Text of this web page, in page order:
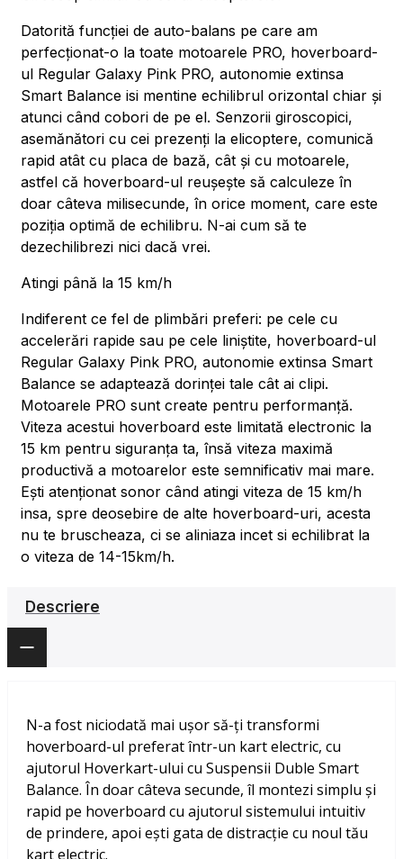
Datorită funcției de auto-balans pe care am
perfecționat-o la toate motoarele PRO, hoverboard-
ul Regular Galaxy Pink PRO, autonomie extinsa
Smart Balance isi mentine echilibrul orizontal chiar și
atunci când cobori de pe el. Senzorii giroscopici,
asemănători cu cei prezenți la elicoptere, comunică
rapid atât cu placa de bază, cât și cu motoarele,
astfel că hoverboard-ul reușește să calculeze în
doar câteva milisecunde, în orice moment, care este
poziția optimă de echilibru. N-ai cum să te
dezechilibrezi nici dacă vrei.
Atingi până la 15 km/h
Indiferent ce fel de plimbări preferi: pe cele cu
accelerări rapide sau pe cele liniștite, hoverboard-ul
Regular Galaxy Pink PRO, autonomie extinsa Smart
Balance se adaptează dorinței tale cât ai clipi.
Motoarele PRO sunt create pentru performanță.
Viteza acestui hoverboard este limitată electronic la
15 km pentru siguranța ta, însă viteza maximă
productivă a motoarelor este semnificativ mai mare.
Ești atenționat sonor când atingi viteza de 15 km/h
insa, spre deosebire de alte hoverboard-uri, acesta
nu te bruscheaza, ci se aliniaza incet si echilibrat la
o viteza de 14-15km/h.
Descriere
N-a fost niciodată mai ușor să-ți transformi
hoverboard-ul preferat într-un kart electric, cu
ajutorul Hoverkart-ului cu Suspensii Duble Smart
Balance. În doar câteva secunde, îl montezi simplu și
rapid pe hoverboard cu ajutorul sistemului intuitiv
de prindere, apoi ești gata de distracție cu noul tău
kart electric.